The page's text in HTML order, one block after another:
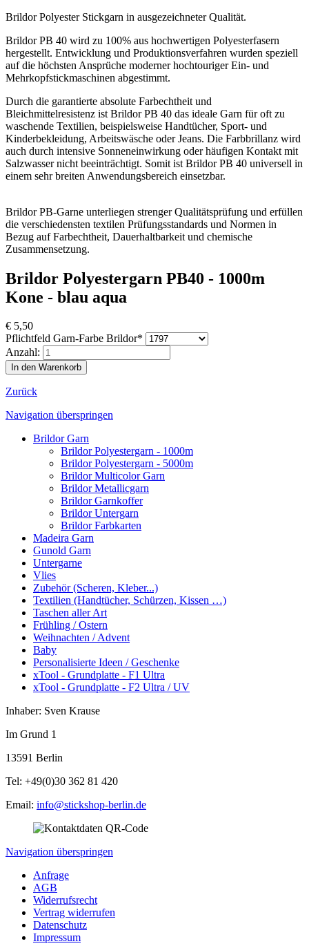
Brildor Polyester Stickgarn in ausgezeichneter Qualität.
Brildor PB 40 wird zu 100% aus hochwertigen Polyesterfasern
hergestellt. Entwicklung und Produktionsverfahren wurden speziell
auf die höchsten Ansprüche moderner hochtouriger Ein- und
Mehrkopfstickmaschinen abgestimmt.
Durch die garantierte absolute Farbechtheit und
Bleichmittelresistenz ist Brildor PB 40 das ideale Garn für oft zu
waschende Textilien, beispielsweise Handtücher, Sport- und
Kinderbekleidung, Arbeitswäsche oder Jeans. Die Farbbrillanz wird
auch durch intensive Sonneneinwirkung oder häufigen Kontakt mit
Salzwasser nicht beeinträchtigt. Somit ist Brildor PB 40 universell in
einem sehr breiten Anwendungsbereich einsetzbar.
Brildor PB-Garne unterliegen strenger Qualitätsprüfung und erfüllen
die verschiedensten textilen Prüfungsstandards und Normen in
Bezug auf Farbechtheit, Dauerhaltbarkeit und chemische
Zusammensetzung.
Brildor Polyestergarn PB40 - 1000m
Kone - blau aqua
€ 5,50
Pflichtfeld Garn-Farbe Brildor*
Anzahl:
Zurück
Navigation überspringen
Brildor Garn
Brildor Polyestergarn - 1000m
Brildor Polyestergarn - 5000m
Brildor Multicolor Garn
Brildor Metallicgarn
Brildor Garnkoffer
Brildor Untergarn
Brildor Farbkarten
Madeira Garn
Gunold Garn
Untergarne
Vlies
Zubehör (Scheren, Kleber...)
Textilien (Handtücher, Schürzen, Kissen …)
Taschen aller Art
Frühling / Ostern
Weihnachten / Advent
Baby
Personalisierte Ideen / Geschenke
xTool - Grundplatte - F1 Ultra
xTool - Grundplatte - F2 Ultra / UV
Inhaber: Sven Krause
Im Grund 1
13591 Berlin
Tel: +49(0)30 362 81 420
Email: info@stickshop-berlin.de
Navigation überspringen
Anfrage
AGB
Widerrufsrecht
Vertrag widerrufen
Datenschutz
Impressum